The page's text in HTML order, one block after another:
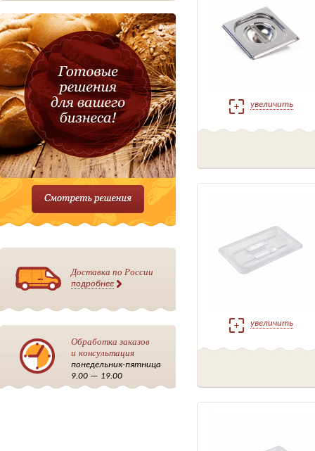
увеличить
увеличить
Доставка по России
подробнее
Обработка заказов
и консультация
понедельник-пятница
9.00 — 19.00